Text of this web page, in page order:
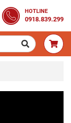
HOTLINE
0918.839.299